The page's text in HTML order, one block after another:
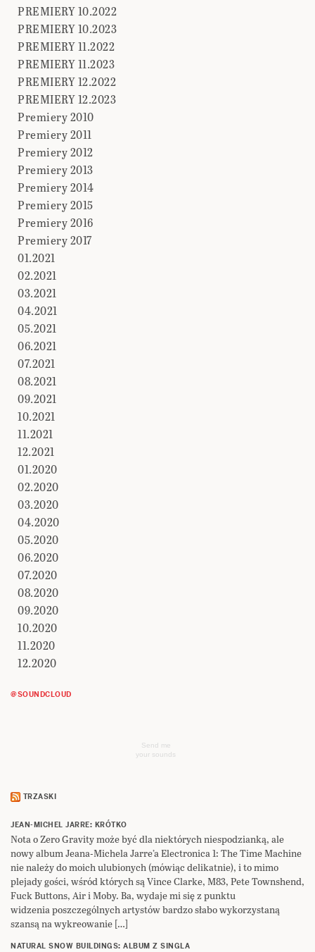
PREMIERY 10.2022
PREMIERY 10.2023
PREMIERY 11.2022
PREMIERY 11.2023
PREMIERY 12.2022
PREMIERY 12.2023
Premiery 2010
Premiery 2011
Premiery 2012
Premiery 2013
Premiery 2014
Premiery 2015
Premiery 2016
Premiery 2017
01.2021
02.2021
03.2021
04.2021
05.2021
06.2021
07.2021
08.2021
09.2021
10.2021
11.2021
12.2021
01.2020
02.2020
03.2020
04.2020
05.2020
06.2020
07.2020
08.2020
09.2020
10.2020
11.2020
12.2020
@SOUNDCLOUD
Send me
your sounds
TRZASKI
JEAN-MICHEL JARRE: KRÓTKO
Nota o Zero Gravity może być dla niektórych niespodzianką, ale
nowy album Jeana-Michela Jarre’a Electronica 1: The Time Machine
nie należy do moich ulubionych (mówiąc delikatnie), i to mimo
plejady gości, wśród których są Vince Clarke, M83, Pete Townshend,
Fuck Buttons, Air i Moby. Ba, wydaje mi się z punktu
widzenia poszczególnych artystów bardzo słabo wykorzystaną
szansą na wykreowanie […]
NATURAL SNOW BUILDINGS: ALBUM Z SINGLA